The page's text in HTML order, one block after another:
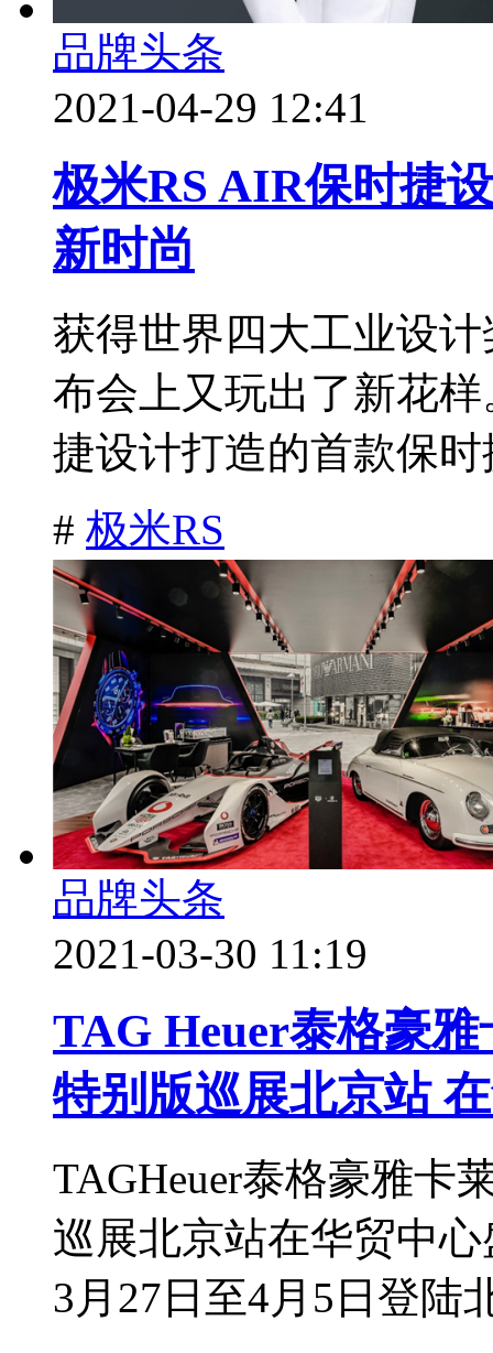
品牌头条
2021-04-29 12:41
极米RS AIR保时捷
新时尚
获得世界四大工业设
布会上又玩出了新花
捷设计打造的首款保时
# 极米RS
品牌头条
2021-03-30 11:19
TAG Heuer泰格豪
特别版巡展北京站
TAGHeuer泰格豪雅卡
巡展北京站在华贸中
3月27日至4月5日登陆